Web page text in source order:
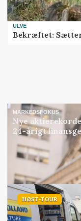
ULVE
Bekræftet:
MARKEDSFOKUS
Nye
24-årigt
HØST-TOUR